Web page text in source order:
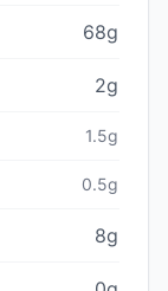
68g
2g
1.5g
0.5g
8g